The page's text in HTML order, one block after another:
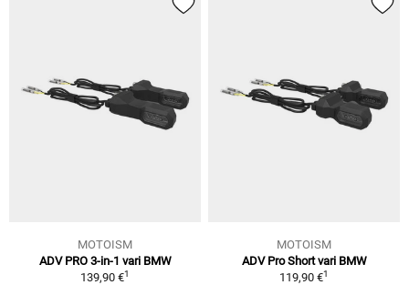
MOTOISM
ADV PRO 3-in-1 vari BMW
139,90 €1
MOTOISM
ADV Pro Short vari BMW
119,90 €1